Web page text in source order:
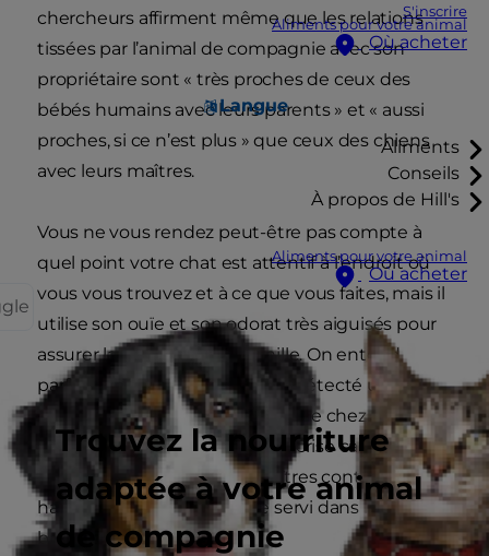
S'inscrire
Aliments pour votre animal
Où acheter
Langue
Aliments
Conseils
À propos de Hill's
Aliments pour votre animal
Où acheter
Trouvez la nourriture
adaptée à votre animal
de compagnie
chercheurs affirment même que les relations
tissées par l’animal de compagnie avec son
propriétaire sont « très proches de ceux des
bébés humains avec leurs parents » et « aussi
proches, si ce n’est plus » que ceux des chiens
avec leurs maîtres.
Vous ne vous rendez peut-être pas compte à
quel point votre chat est attentif à l’endroit où
vous vous trouvez et à ce que vous faites, mais il
utilise son ouïe et son odorat très aiguisés pour
assurer la sécurité de sa famille. On entend
parfois parler de chats qui ont détecté un
cancer ou une maladie cardiaque chez leurs
humains, les ont avertis d’une crise cardiaque,
ont protégé leurs jeunes maîtres contre le
harcèlement, et ont même servi dans l’armée
britannique !